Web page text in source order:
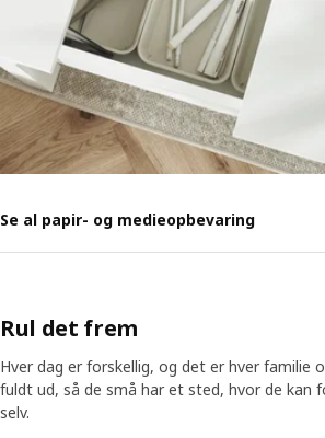
Se al papir- og medieopbevaring
Rul det frem
Hver dag er forskellig, og det er hver familie
fuldt ud, så de små har et sted, hvor de kan
selv.